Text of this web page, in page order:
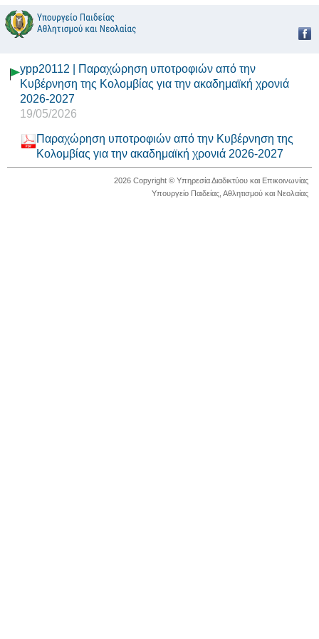
ypp20112 | Παραχώρηση υποτροφιών από την
Κυβέρνηση της Κολομβίας για την ακαδημαϊκή χρονιά
2026-2027
19/05/2026
Παραχώρηση υποτροφιών από την Κυβέρνηση της
Κολομβίας για την ακαδημαϊκή χρονιά 2026-2027
2026 Copyright © Υπηρεσία Διαδικτύου και Επικοινωνίας
Υπουργείο Παιδείας, Αθλητισμού και Νεολαίας